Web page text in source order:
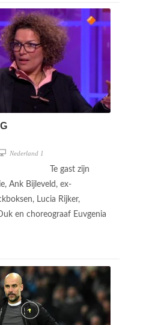
Nederland 1
Te gast zijn
Ank Bijleveld, ex-
Lucia Rijker,
en choreograaf Euvgenia